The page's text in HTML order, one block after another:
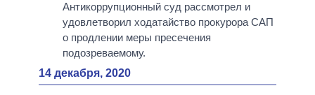
Антикоррупционный суд рассмотрел и
удовлетворил ходатайство прокурора САП
о продлении меры пресечения
подозреваемому.
14 декабря, 2020